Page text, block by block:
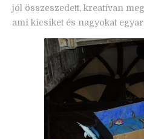
jól összeszedett, kreatívan
ami kicsiket és nagyokat